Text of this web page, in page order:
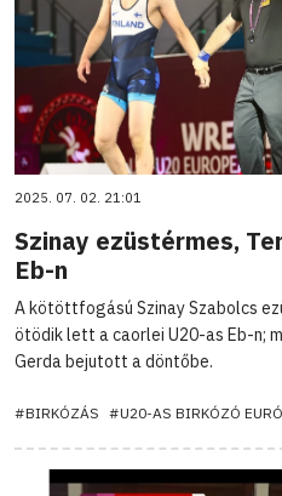
2025. 07. 02. 21:01
Szinay ezüstérmes,
Eb-n
A kötöttfogású Szinay Szabolcs
ötödik lett a caorlei U20-as Eb-n;
Gerda bejutott a döntőbe.
#BIRKÓZÁS #U20-AS BIRKÓZÓ